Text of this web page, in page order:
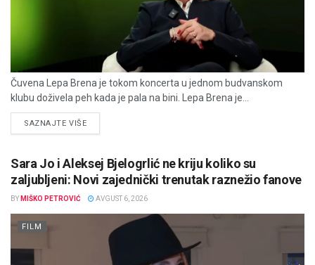
Čuvena Lepa Brena je tokom koncerta u jednom budvanskom
klubu doživela peh kada je pala na bini. Lepa Brena je...
SAZNAJTE VIŠEDETAILS
Sara Jo i Aleksej Bjelogrlić ne kriju koliko su
zaljubljeni: Novi zajednički trenutak raznežio fanove
BY MIŠKO PETROVIĆ AVGUST 6, 2026
FILM